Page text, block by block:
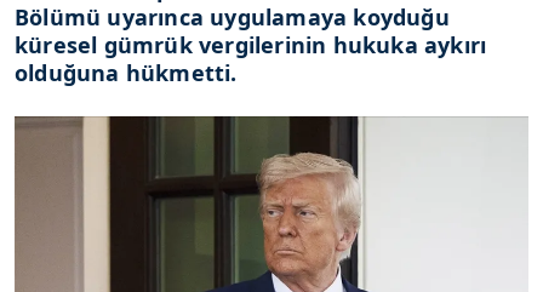
Bölümü uyarınca uygulamaya koyduğu
küresel gümrük vergilerinin hukuka aykırı
olduğuna hükmetti.